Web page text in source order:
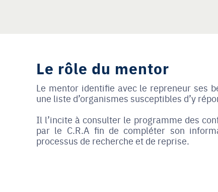
Le rôle du mentor
Le mentor identifie avec le repreneur ses
une liste d’organismes susceptibles d’y
Il l’incite à consulter le programme des
par le C.R.A fin de compléter son
processus de recherche et de reprise.